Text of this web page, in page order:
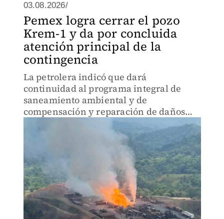
03.08.2026/
Pemex logra cerrar el pozo
Krem-1 y da por concluida
atención principal de la
contingencia
La petrolera indicó que dará
continuidad al programa integral de
saneamiento ambiental y de
compensación y reparación de daños